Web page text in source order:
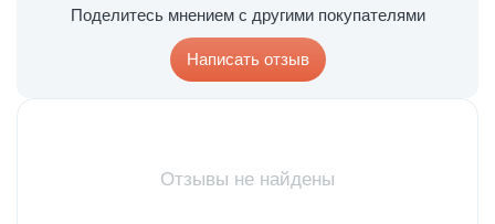
Поделитесь мнением с другими покупателями
Написать отзыв
Отзывы не найдены